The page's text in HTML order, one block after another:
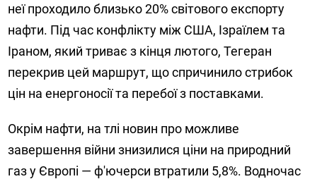
неї проходило близько 20% світового експорту
нафти. Під час конфлікту між США, Ізраїлем та
Іраном, який триває з кінця лютого, Тегеран
перекрив цей маршрут, що спричинило стрибок
цін на енергоносії та перебої з поставками.
Окрім нафти, на тлі новин про можливе
завершення війни знизилися ціни на природний
газ у Європі — ф'ючерси втратили 5,8%. Водночас